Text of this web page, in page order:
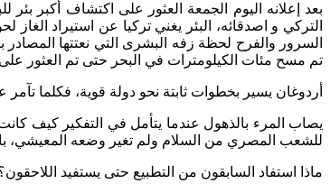
التركي و اصدقائه، البئر يغني تركيا عن استيراد
السرور والفرح لحظة زفه البشرى التي نعتتها المصادر
تم مسح مئات الكيلومترات في البحر حتى تم العثور على
أردوغان يسير بخطوات ثابتة نحو دولة قوية، فكلما
يصاب المرء بالذهول عندما يتأمل في التفكير كيف
للشعب المصري من السلام ولم تغير وضعه المعيشي،
ماذا استفاد السابقون من التطبيع حتى يستفيد